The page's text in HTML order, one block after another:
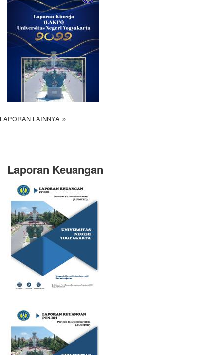
LAPORAN LAINNYA
Laporan Keuangan